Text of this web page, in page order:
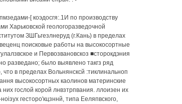
[ коэдосгя:.1И по производству
Харьковской геологоразведочной
ЗШГьгезлнеруд (г.Кань) в пределах
поисковые работы на высокосортные
и Первозвановскоз ■сторокдэния
разведано; было выявлено такгз ряд
в пределах Вольнянсксй :тиклинальноп
высокосортных каолинов материнские
гослой корой лнвзтрпвания. ллоизен их
гесторо'кцзннй, типа Ееляпвского,